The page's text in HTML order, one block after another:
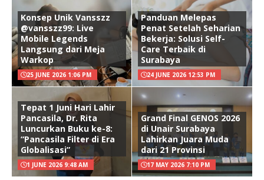
Konsep Unik Vansszz
@vansszz99: Live
Mobile Legends
Langsung dari Meja
Warkop
25 JUNE 2026 1:06 PM
Panduan Melepas
Penat Setelah Seharian
Bekerja: Solusi Self-
Care Terbaik di
Surabaya
24 JUNE 2026 12:53 PM
Tepat 1 Juni Hari Lahir
Pancasila, Dr. Rita
Luncurkan Buku ke-8:
“Pancasila Filter di Era
Globalisasi”
1 JUNE 2026 9:48 AM
Grand Final GENOS 2026
di Unair Surabaya
Lahirkan Juara Muda
dari 21 Provinsi
17 MAY 2026 7:10 PM